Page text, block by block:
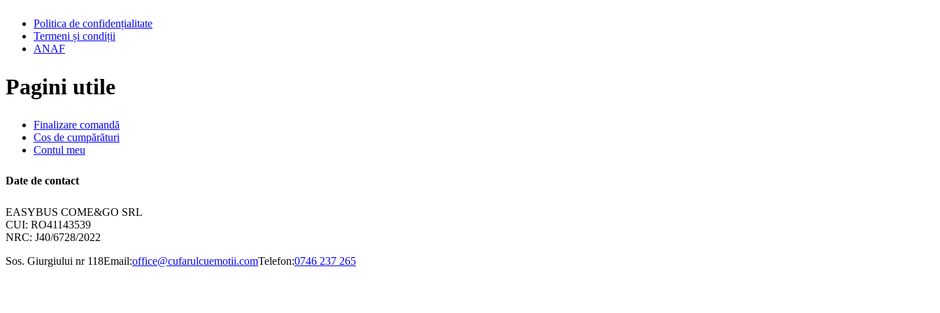
Politica de confidențialitate
Termeni și condiții
ANAF
Pagini utile
Finalizare comandă
Cos de cumpărături
Contul meu
Date de contact
EASYBUS COME&GO SRL
CUI: RO41143539
NRC: J40/6728/2022
Sos. Giurgiului nr 118Email:office@cufarulcuemotii.comTelefon:0746 237 265